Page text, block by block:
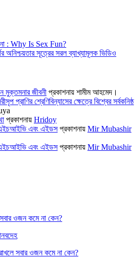
: Why Is Sex Fun?
অনিশ্চয়তার সূত্রের সরল ব্যাখ্যামূলক ভিডিও
মুক্তমনার জীবনী প্রকাশনায় শামীম আহমেদ।
প্রাণির শ্রেণিবিন্যাসের ক্ষেত্রে বিশ্বের সর্বকনিষ্ঠ
প্রকাশনায় Hridoy
এইচআইভি এবং এইডসপ্রকাশনায় Mir Mubashir
এইচআইভি এবং এইডসপ্রকাশনায় Mir Mubashir
সবার ওজন কমে না কেন?